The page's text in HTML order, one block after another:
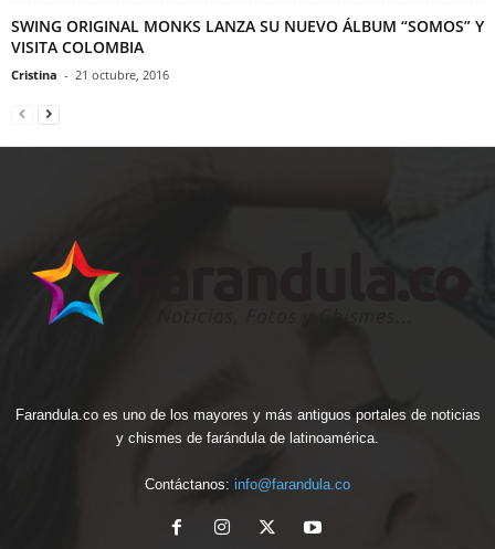
SWING ORIGINAL MONKS LANZA SU NUEVO ÁLBUM “SOMOS” Y
VISITA COLOMBIA
Cristina - 21 octubre, 2016
Farandula.co es uno de los mayores y más antiguos portales de noticias
y chismes de farándula de latinoamérica.
Contáctanos: info@farandula.co